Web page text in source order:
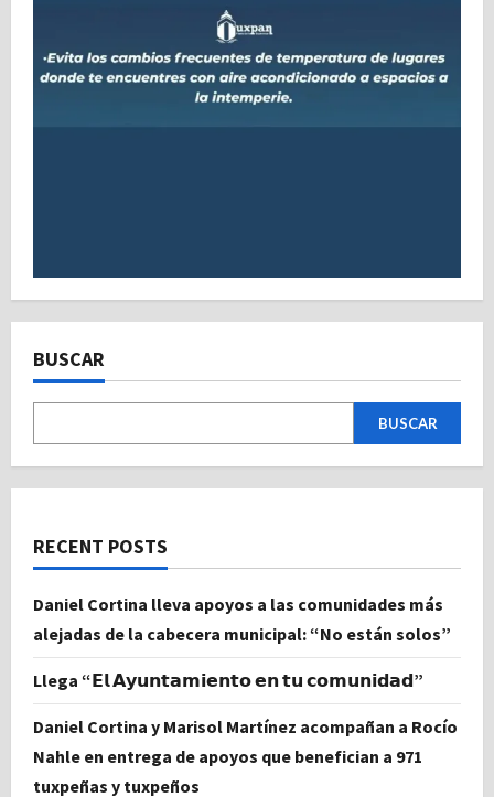
BUSCAR
BUSCAR
RECENT POSTS
Daniel Cortina lleva apoyos a las comunidades más
alejadas de la cabecera municipal: “No están solos”
Llega “𝗘𝗹 𝗔𝘆𝘂𝗻𝘁𝗮𝗺𝗶𝗲𝗻𝘁𝗼 𝗲𝗻 𝘁𝘂 𝗰𝗼𝗺𝘂𝗻𝗶𝗱𝗮𝗱”
Daniel Cortina y Marisol Martínez acompañan a Rocío
Nahle en entrega de apoyos que benefician a 971
tuxpeñas y tuxpeños